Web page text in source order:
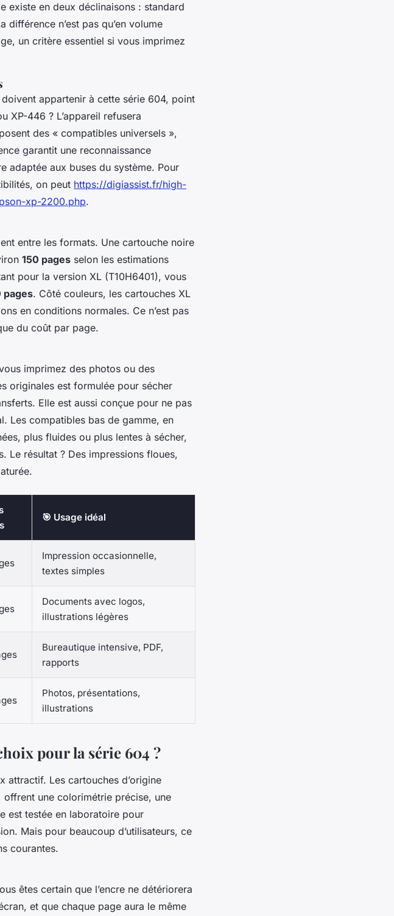
existe en deux déclinaisons : standard
n’est pas qu’en volume
un critère essentiel si vous imprimez
appartenir à cette série 604, point
XP-446 ? L’appareil refusera
des « compatibles universels »,
garantit une reconnaissance
adaptée aux buses du système. Pour
on peut https://digiassist.fr/high-
xp-2200.php.
entre les formats. Une cartouche noire
150 pages selon les estimations
pour la version XL (T10H6401), vous
pages. Côté couleurs, les cartouches XL
en conditions normales. Ce n’est pas
du coût par page.
imprimez des photos ou des
originales est formulée pour sécher
Elle est aussi conçue pour ne pas
Les compatibles bas de gamme, en
plus fluides ou plus lentes à sécher,
Le résultat ? Des impressions floues,
🎯 Usage idéal
Impression occasionnelle,
textes simples
Documents avec logos,
illustrations légères
Bureautique intensive, PDF,
rapports
Photos, présentations,
illustrations
pour la série 604 ?
attractif. Les cartouches d’origine
offrent une colorimétrie précise, une
est testée en laboratoire pour
Mais pour beaucoup d’utilisateurs, ce
courantes.
êtes certain que l’encre ne détériorera
et que chaque page aura le même